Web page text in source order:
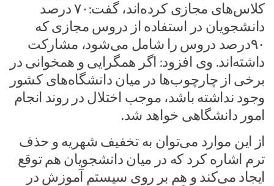
کلاس‌های مجازی کرده‌اند، گفت:۷۰ درصد
دانشجویان در استفاده از دروس مجازی که
۹۰درصد دروس را شامل می‌شود، مشارکت
داشته‌اند.‌ وی افزود: اگر همگرایی و همخوانی در
برخی از چارچوب‌ها در میان دانشگاه‌های کشور
وجود نداشته باشد، موجب اختلال در روند انجام
امور دانشگاهی خواهد شد.
از این موارد می‌توان به تخفیف شهریه و حذف
ترم اشاره کرد که در میان دانشجویان هم توقع
ایجاد می‌کند و هم بر روی سیستم آموزش در